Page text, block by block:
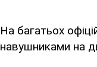
На багатьох
навушниками на